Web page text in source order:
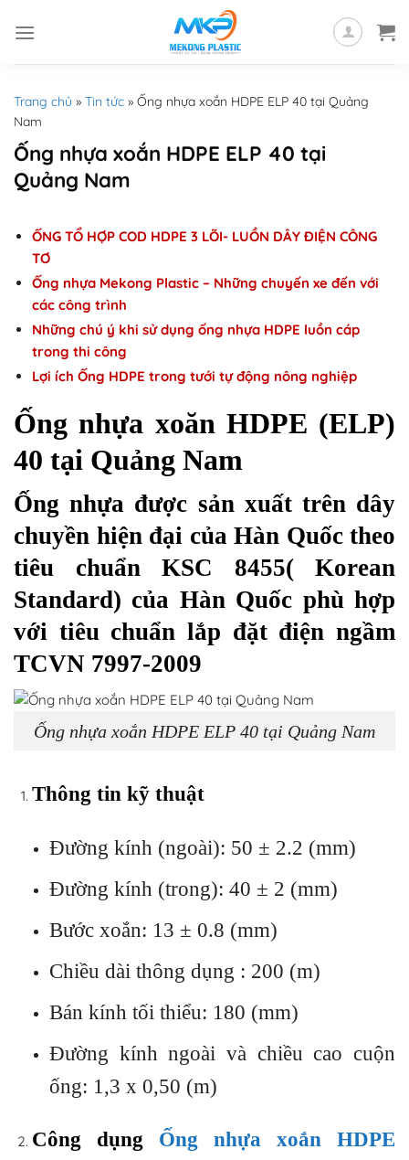
Trang chủ » Tin tức » Ống nhựa xoắn HDPE ELP 40 tại Quảng
Nam
Ống nhựa xoắn HDPE ELP 40 tại
Quảng Nam
ỐNG TỔ HỢP COD HDPE 3 LÕI- LUỒN DÂY ĐIỆN CÔNG
TƠ
Ống nhựa Mekong Plastic – Những chuyến xe đến với
các công trình
Những chú ý khi sử dụng ống nhựa HDPE luồn cáp
trong thi công
Lợi ích Ống HDPE trong tưới tự động nông nghiệp
Ống nhựa xoăn HDPE (ELP)
40 tại Quảng Nam
Ống nhựa được sản xuất trên dây
chuyền hiện đại của Hàn Quốc theo
tiêu chuẩn KSC 8455( Korean
Standard) của Hàn Quốc phù hợp
với tiêu chuẩn lắp đặt điện ngầm
TCVN 7997-2009
Ống nhựa xoắn HDPE ELP 40 tại Quảng Nam
Thông tin kỹ thuật
Đường kính (ngoài): 50 ± 2.2 (mm)
Đường kính (trong): 40 ± 2 (mm)
Bước xoắn: 13 ± 0.8 (mm)
Chiều dài thông dụng : 200 (m)
Bán kính tối thiểu: 180 (mm)
Đường kính ngoài và chiều cao cuộn
ống: 1,3 x 0,50 (m)
Công dụng Ống nhựa xoắn HDPE